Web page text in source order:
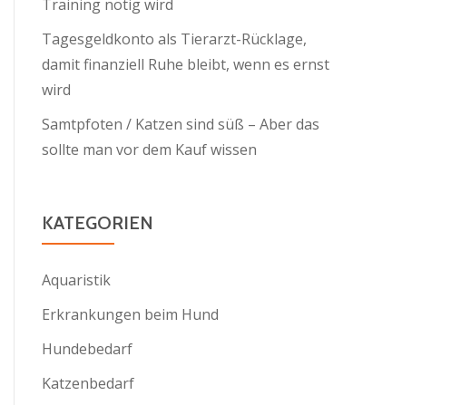
Training nötig wird
Tagesgeldkonto als Tierarzt-Rücklage,
damit finanziell Ruhe bleibt, wenn es ernst
wird
Samtpfoten / Katzen sind süß – Aber das
sollte man vor dem Kauf wissen
KATEGORIEN
Aquaristik
Erkrankungen beim Hund
Hundebedarf
Katzenbedarf